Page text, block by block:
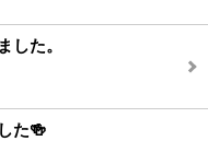
した。
た🍻